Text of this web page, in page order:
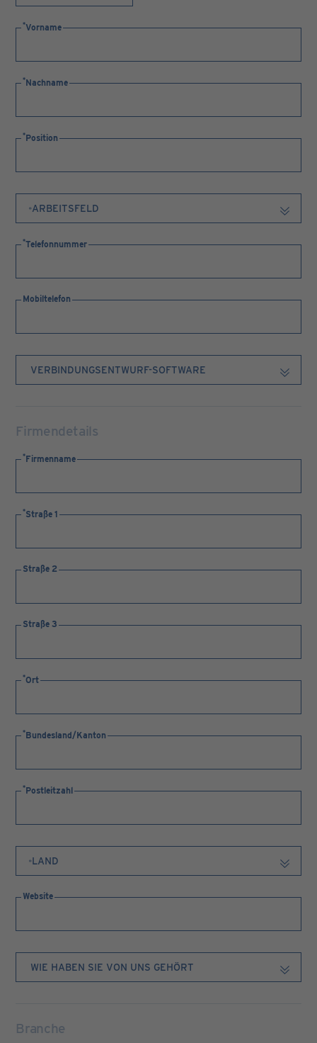
Vorname
Nachname
Position
Telefonnummer
Mobiltelefon
Firmendetails
Firmenname
Straße 1
Straße 2
Straße 3
Ort
Bundesland/Kanton
Postleitzahl
Website
Branche